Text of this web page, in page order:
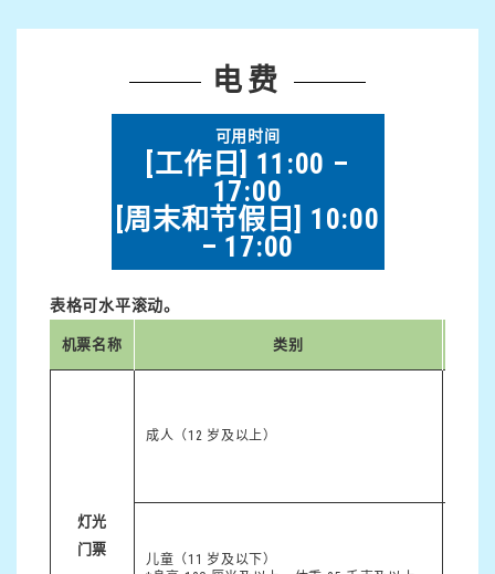
电费
可用时间
[工作日] 11:00 –
17:00
[周末和节假日] 10:00
– 17:00
表格可水平滚动。
机票名称 类别
灯光
门票
成人（12 岁及以上）
儿童（11 岁及以下）